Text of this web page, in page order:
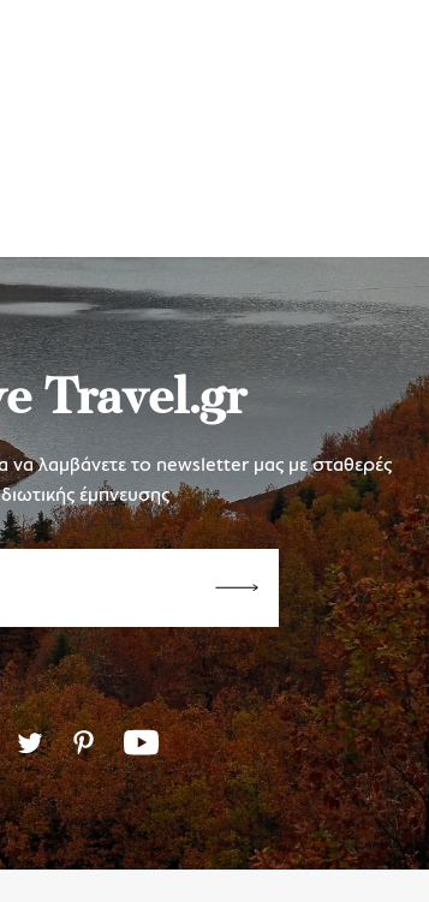
Travel.gr
να λαμβάνετε το newsletter μας με σταθερές
έμπνευσης